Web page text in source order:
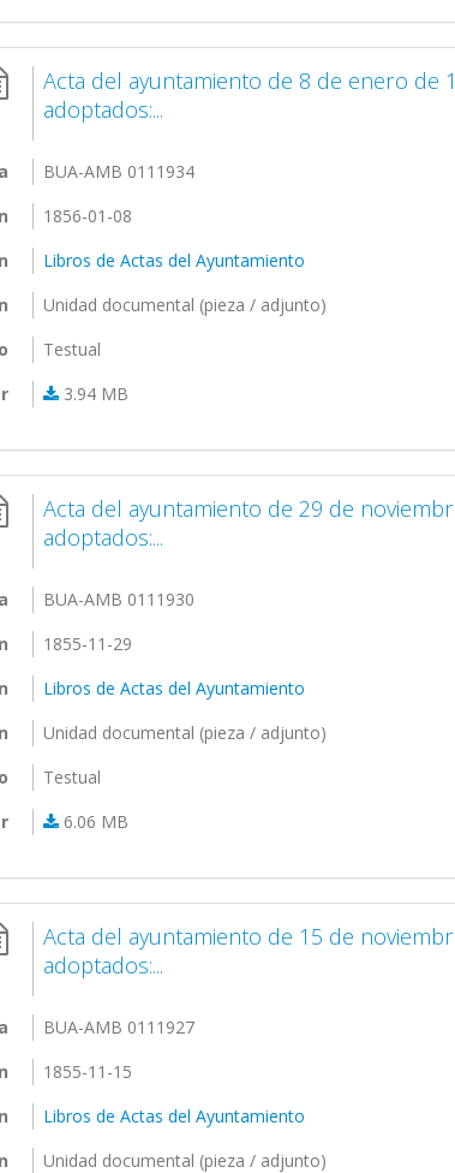
Acta del ayuntamiento de 8 de enero de
adoptados:...
BUA-AMB 0111934
1856-01-08
Libros de Actas del Ayuntamiento
Unidad documental (pieza / adjunto)
Testual
3.94 MB
Acta del ayuntamiento de 29 de
adoptados:...
BUA-AMB 0111930
1855-11-29
Libros de Actas del Ayuntamiento
Unidad documental (pieza / adjunto)
Testual
6.06 MB
Acta del ayuntamiento de 15 de
adoptados:...
BUA-AMB 0111927
1855-11-15
Libros de Actas del Ayuntamiento
Unidad documental (pieza / adjunto)